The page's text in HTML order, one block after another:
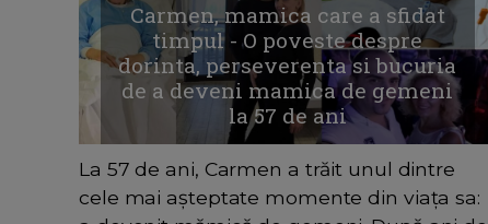
Carmen, mamica care a sfidat
timpul - O poveste despre
dorinta, perseverenta si bucuria
de a deveni mamica de gemeni
la 57 de ani
La 57 de ani, Carmen a trăit unul dintre
cele mai așteptate momente din viața sa: